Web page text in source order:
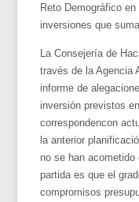
Reto Demográfico
inversiones que
La Consejería de
través de la Agencia
informe de
inversión previstos
correspondencon
la anterior
no se han
partida es que el
compromisos